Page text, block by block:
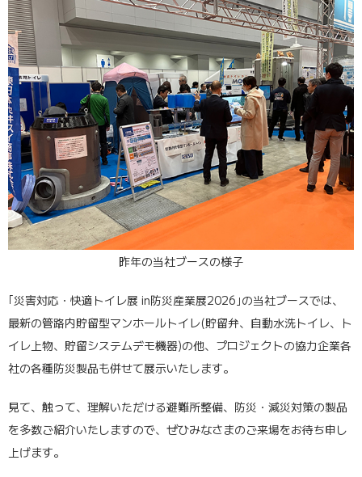
昨年の当社ブースの様子
｢災害対応・快適トイレ展 in防災産業展2026｣の当社ブースでは、
最新の管路内貯留型マンホールトイレ(貯留弁、自動水洗トイレ、ト
イレ上物、貯留システムデモ機器)の他、プロジェクトの協力企業各
社の各種防災製品も併せて展示いたします。
見て、触って、理解いただける避難所整備、防災・減災対策の製品
を多数ご紹介いたしますので、ぜひみなさまのご来場をお待ち申し
上げます。